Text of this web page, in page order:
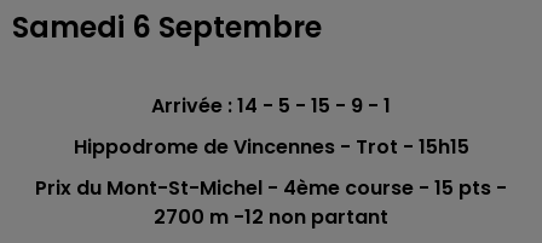
Samedi 6 Septembre
Arrivée : 14 - 5 - 15 - 9 - 1
Hippodrome de Vincennes - Trot - 15h15
Prix du Mont-St-Michel - 4ème course - 15 pts -
2700 m -12 non partant